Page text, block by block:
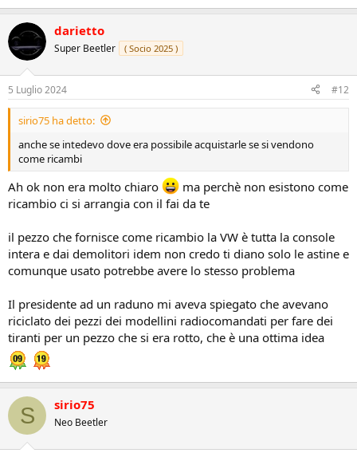
darietto
Super Beetler ( Socio 2025 )
5 Luglio 2024 #12
sirio75 ha detto:
anche se intedevo dove era possibile acquistarle se si vendono
come ricambi
Ah ok non era molto chiaro
ma perchè non esistono come
ricambio ci si arrangia con il fai da te
il pezzo che fornisce come ricambio la VW è tutta la console
intera e dai demolitori idem non credo ti diano solo le astine e
comunque usato potrebbe avere lo stesso problema
Il presidente ad un raduno mi aveva spiegato che avevano
riciclato dei pezzi dei modellini radiocomandati per fare dei
tiranti per un pezzo che si era rotto, che è una ottima idea
S sirio75
Neo Beetler